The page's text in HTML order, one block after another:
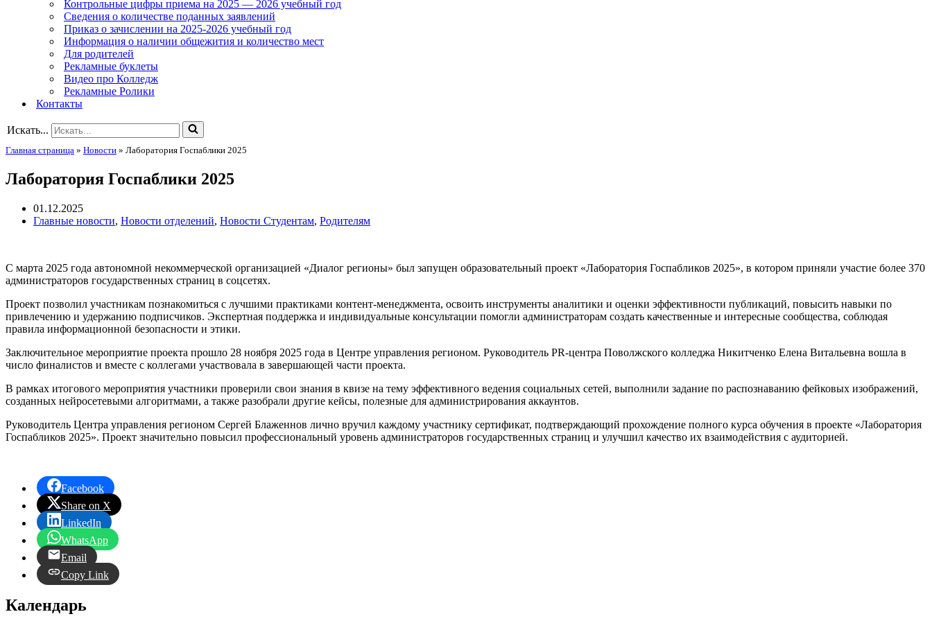
Контрольные цифры приема на 2025 — 2026 учебный год
Сведения о количестве поданных заявлений
Приказ о зачислении на 2025-2026 учебный год
Информация о наличии общежития и количество мест
Для родителей
Рекламные буклеты
Видео про Колледж
Рекламные Ролики
Контакты
Искать...
Главная страница » Новости » Лаборатория Госпаблики 2025
Лаборатория Госпаблики 2025
01.12.2025
Главные новости, Новости отделений, Новости Студентам, Родителям
С марта 2025 года автономной некоммерческой организацией «Диалог регионы» был запущен образовательный проект «Лаборатория Госпабликов 2025», в котором приняли участие более 370
администраторов государственных страниц в соцсетях.
Проект позволил участникам познакомиться с лучшими практиками контент-менеджмента, освоить инструменты аналитики и оценки эффективности публикаций, повысить навыки по
привлечению и удержанию подписчиков. Экспертная поддержка и индивидуальные консультации помогли администраторам создать качественные и интересные сообщества, соблюдая
правила информационной безопасности и этики.
Заключительное мероприятие проекта прошло 28 ноября 2025 года в Центре управления регионом. Руководитель PR-центра Поволжского колледжа Никитченко Елена Витальевна вошла в
число финалистов и вместе с коллегами участвовала в завершающей части проекта.
В рамках итогового мероприятия участники проверили свои знания в квизе на тему эффективного ведения социальных сетей, выполнили задание по распознаванию фейковых изображений,
созданных нейросетевыми алгоритмами, а также разобрали другие кейсы, полезные для администрирования аккаунтов.
Руководитель Центра управления регионом Сергей Блаженнов лично вручил каждому участнику сертификат, подтверждающий прохождение полного курса обучения в проекте «Лаборатория
Госпабликов 2025». Проект значительно повысил профессиональный уровень администраторов государственных страниц и улучшил качество их взаимодействия с аудиторией.
Facebook
Share on X
LinkedIn
WhatsApp
Email
Copy Link
Календарь